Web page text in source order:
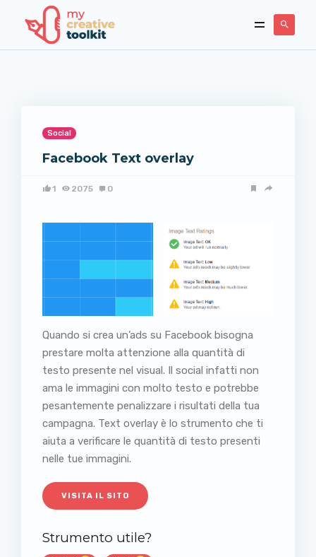
Social
Facebook Text overlay
1 2075 0
Quando si crea un’ads su Facebook bisogna
prestare molta attenzione alla quantità di
testo presente nel visual. Il social infatti non
ama le immagini con molto testo e potrebbe
pesantemente penalizzare i risultati della tua
campagna. Text overlay è lo strumento che ti
aiuta a verificare le quantità di testo presenti
nelle tue immagini.
VISITA IL SITO
Strumento utile?